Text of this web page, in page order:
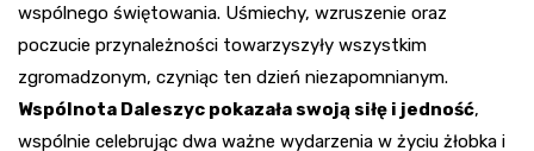
wspólnego świętowania. Uśmiechy, wzruszenie oraz
poczucie przynależności towarzyszyły wszystkim
zgromadzonym, czyniąc ten dzień niezapomnianym.
Wspólnota Daleszyc pokazała swoją siłę i jedność,
wspólnie celebrując dwa ważne wydarzenia w życiu żłobka i